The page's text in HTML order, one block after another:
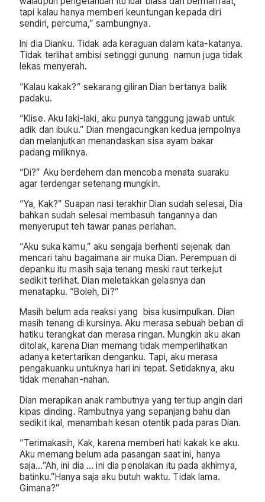
tapi kalau hanya memberi keuntungan kepada diri
sendiri, percuma,” sambungnya.
Ini dia Dianku. Tidak ada keraguan dalam kata-katanya.
Tidak terlihat ambisi setinggi gunung namun juga tidak
lekas menyerah.
“Kalau kakak?” sekarang giliran Dian bertanya balik
padaku.
“Klise. Aku laki-laki, aku punya tanggung jawab untuk
adik dan ibuku.” Dian mengacungkan kedua jempolnya
dan melanjutkan menandaskan sisa ayam bakar
padang miliknya.
“Di?” Aku berdehem dan mencoba menata suaraku
agar terdengar setenang mungkin.
“Ya, Kak?” Suapan nasi terakhir Dian sudah selesai, Dia
bahkan sudah selesai membasuh tangannya dan
menyeruput teh tawar panas perlahan.
“Aku suka kamu,” aku sengaja berhenti sejenak dan
mencari tahu bagaimana air muka Dian. Perempuan di
depanku itu masih saja tenang meski raut terkejut
sedikit terlihat. Dian meletakkan gelasnya dan
menatapku. “Boleh, Di?”
Masih belum ada reaksi yang bisa kusimpulkan. Dian
masih tenang di kursinya. Aku merasa sebuah beban di
hatiku terangkat dan merasa ringan. Mungkin aku akan
ditolak, karena Dian memang tidak memperlihatkan
adanya ketertarikan denganku. Tapi, aku merasa
pengakuanku untuknya hari ini tepat. Setidaknya, aku
tidak menahan-nahan.
Dian merapikan anak rambutnya yang tertiup angin dari
kipas dinding. Rambutnya yang sepanjang bahu dan
sedikit ikal, menambah kesan otentik pada paras Dian.
“Terimakasih, Kak, karena memberi hati kakak ke aku.
Aku memang belum ada pasangan saat ini, hanya
saja…”Ah, ini dia … ini dia penolakan itu pada akhirnya,
batinku.”Hanya saja aku butuh waktu. Tidak lama.
Gimana?”